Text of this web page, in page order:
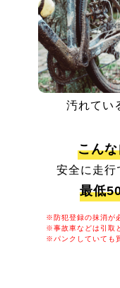
汚れてい
こん
安全に走行
最低
※防犯登録の抹消が
※事故車などは引取
※パンクしていても